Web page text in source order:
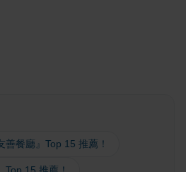
善餐廳』Top 15 推薦！